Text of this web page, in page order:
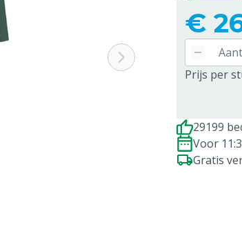
€
Prijs per
29199
Voor
Gratis